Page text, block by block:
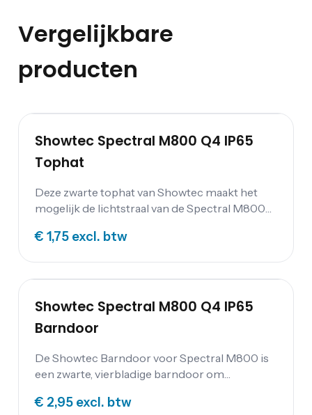
Vergelijkbare
producten
Showtec Spectral M800 Q4 IP65
Tophat
Deze zwarte tophat van Showtec maakt het
mogelijk de lichtstraal van de Spectral M800
€ 1,75 excl. btw
Showtec Spectral M800 Q4 IP65
Barndoor
De Showtec Barndoor voor Spectral M800 is
een zwarte, vierbladige barndoor om
Spectral M800 armatuur. Zijn degelijke
€ 2,95 excl. btw